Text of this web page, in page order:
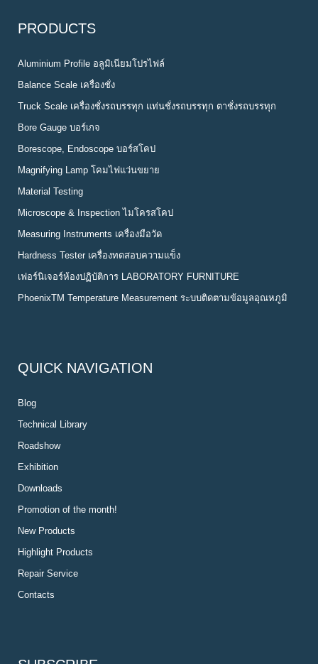
PRODUCTS
Aluminium Profile อลูมิเนียมโปรไฟล์
Balance Scale เครื่องชั่ง
Truck Scale เครื่องชั่งรถบรรทุก แท่นชั่งรถบรรทุก ตาชั่งรถบรรทุก
Bore Gauge บอร์เกจ
Borescope, Endoscope บอร์สโคป
Magnifying Lamp โคมไฟแว่นขยาย
Material Testing
Microscope & Inspection ไมโครสโคป
Measuring Instruments เครื่องมือวัด
Hardness Tester เครื่องทดสอบความแข็ง
เฟอร์นิเจอร์ห้องปฏิบัติการ LABORATORY FURNITURE
PhoenixTM Temperature Measurement ระบบติดตามข้อมูลอุณหภูมิ
QUICK NAVIGATION
Blog
Technical Library
Roadshow
Exhibition
Downloads
Promotion of the month!
New Products
Highlight Products
Repair Service
Contacts